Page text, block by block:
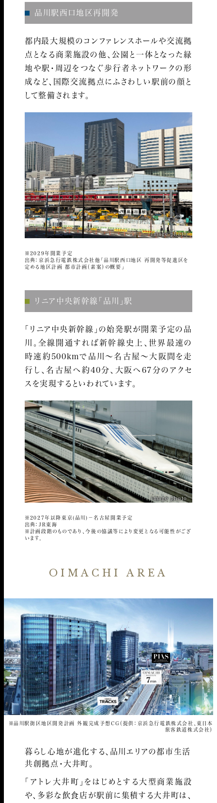
品川駅西口地区再開発
都内最大規模のコンファレンスホールや交流拠
点となる商業施設の他、公園と一体となった緑
地や駅・周辺をつなぐ歩行者ネットワークの形
成など、国際交流拠点にふさわしい駅前の顔と
して整備されます。
image photo
※2029年開業予定
出典：京浜急行電鉄株式会社他「品川駅西口地区 再開発等促進区を
定める地区計画 都市計画（素案）の概要」
リニア中央新幹線「品川」駅
「リニア中央新幹線」の始発駅が開業予定の品
川。全線開通すれば新幹線史上、世界最速の
時速約500kmで品川～名古屋～大阪間を走
行し、名古屋へ約40分、大阪へ67分のアクセ
スを実現するといわれています。
image photo
※2027年以降東京(品川)－名古屋開業予定
出典：JR東海
※計画段階のものであり、今後の協議等により変更となる可能性がござ
います。
OIMACHI AREA
※品川駅街区地区開発計画 外観完成予想CG（提供：京浜急行電鉄株式会社、東日本
旅客鉄道株式会社）
暮らし心地が進化する、品川エリアの都市生活
共創拠点・大井町。
「アトレ大井町」をはじめとする大型商業施設
や、多彩な飲食店が駅前に集積する大井町は、